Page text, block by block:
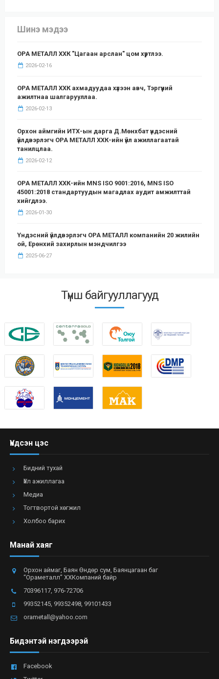
Шинэ мэдээ
ОРА МЕТАЛЛ ХХК "Цагаан арслан" цом хүртлээ.
2026-02-16
ОРА МЕТАЛЛ ХХК ахмадуудаа хүлээн авч, Тэргүүний
ажилтнаа шалгарууллаа.
2026-02-13
Орхон аймгийн ИТХ-ын дарга Д.Мөнхбат үндэсний
үйлдвэрлэгч ОРА МЕТАЛЛ ХХК-ийн үйл ажиллагаатай
танилцлаа.
2026-02-12
ОРА МЕТАЛЛ ХХК-ийн MNS ISO 9001:2016, MNS ISO
45001:2018 стандартуудын магадлах аудит амжилттай
хийгдлээ.
2026-01-30
Үндэсний үйлдвэрлэгч ОРА МЕТАЛЛ компанийн 20 жилийн
ой, Ерөнхий захирлын мэндчилгээ
2025-06-27
Түнш байгууллагууд
Үндсэн цэс
Бидний тухай
Үйл ажиллагаа
Медиа
Тогтвортой хөгжил
Холбоо барих
Манай хаяг
Орхон аймаг, Баян Өндөр сум, Баянцагаан баг
“Ораметалл” ХХКомпаний байр
70396117, 976-72706
99352145, 99352498, 99101433
orametall@yahoo.com
Бидэнтэй нэгдээрэй
Facebook